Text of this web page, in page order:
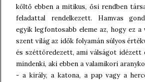
költő ebben a mitikus, ősi rendben
feladattal rendelkezett. Hamvas
egyik legfontosabb eleme az, hogy ez a
szent világ az idők folyamán súlyos
és széttöredezett, ami válságot idézett
mindenki, aki ebben a valamikori
- a király, a katona, a pap vagy a